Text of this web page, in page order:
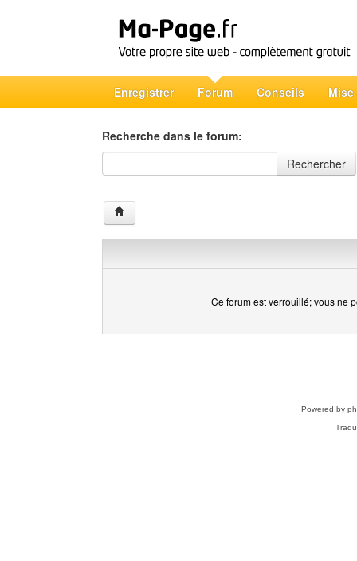
Enregistrer Forum Conseils Mise
Recherche dans le forum:
Recherche dans le forum
Rechercher
Ce forum est verrouillé; vous ne
Powered by